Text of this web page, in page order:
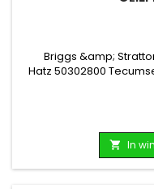
Briggs &amp;
Hatz 50302800
 In